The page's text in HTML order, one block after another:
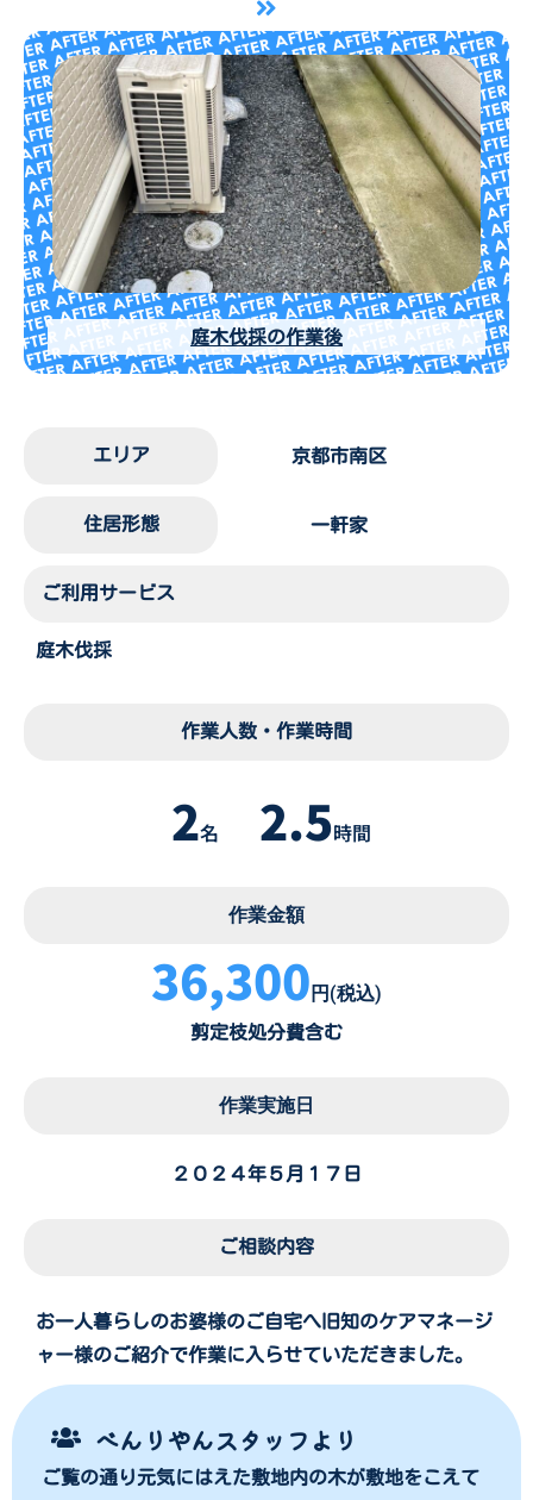
庭木伐採の作業後
エリア 京都市南区
住居形態 一軒家
ご利用サービス
庭木伐採
作業人数・作業時間
2名 2.5時間
作業金額
36,300 円(税込)
剪定枝処分費含む
作業実施日
２０２４年５月１７日
ご相談内容
お一人暮らしのお婆様のご自宅へ旧知のケアマネージ
ャー様のご紹介で作業に入らせていただきました。
べんりやんスタッフより
ご覧の通り元気にはえた敷地内の木が敷地をこえて